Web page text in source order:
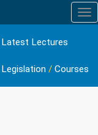
Latest Lectures
Legislation / Courses